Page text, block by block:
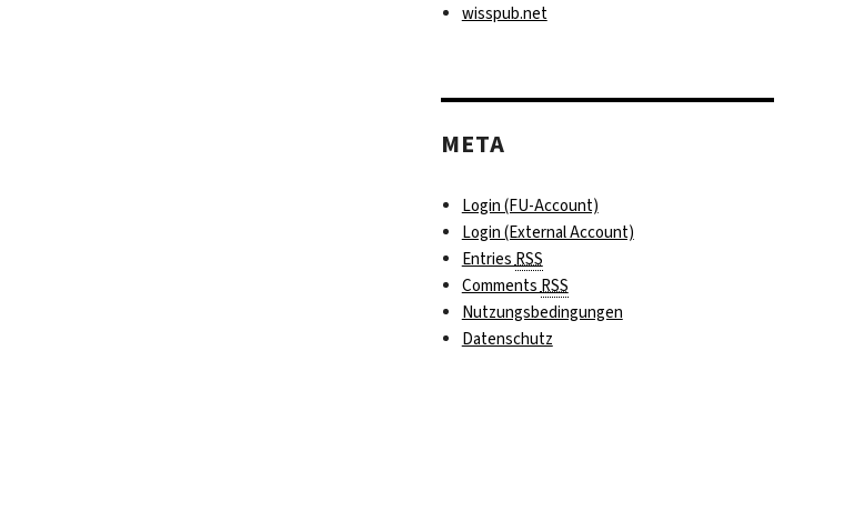
wisspub.net
META
Login (FU-Account)
Login (External Account)
EntriesRSS
CommentsRSS
Nutzungsbedingungen
Datenschutz